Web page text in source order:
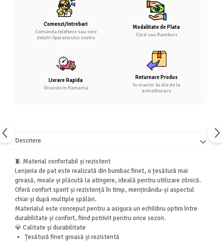
Comenzi/Intrebari
Comanda telefonic sau cere
detalii Operatorului nostru
Modalitate de Plata
Card sau Ramburs
Livrare Rapida
Oriunde in Romania
Returnare Produs
In maxim 14 zile de la
achizitionare
Descriere
🧵 Material confortabil și rezistent
Lenjeria de pat este realizată din bumbac finet, o țesătură mai
groasă, moale și plăcută la atingere, ideală pentru utilizare zilnică.
Oferă confort sporit și rezistență în timp, menținându-și aspectul
chiar și după multiple spălări.
Materialul este conceput pentru a asigura un echilibru optim între
durabilitate și confort, fiind potrivit pentru orice sezon.
💎 Calitate și durabilitate
Țesătură finet groasă și rezistentă